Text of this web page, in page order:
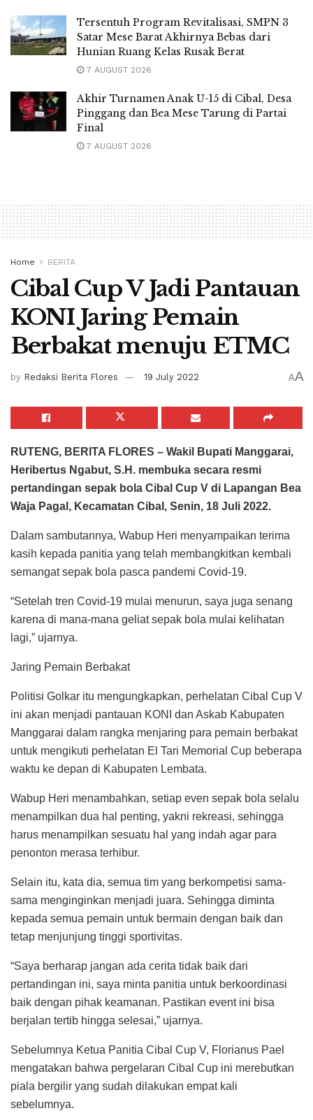
Tersentuh Program Revitalisasi, SMPN 3
Satar Mese Barat Akhirnya Bebas dari
Hunian Ruang Kelas Rusak Berat
7 AUGUST 2026
Akhir Turnamen Anak U-15 di Cibal, Desa
Pinggang dan Bea Mese Tarung di Partai
Final
7 AUGUST 2026
Home BERITA
Cibal Cup V Jadi Pantauan
KONI Jaring Pemain
Berbakat menuju ETMC
by Redaksi Berita Flores 19 July 2022 AA
RUTENG, BERITA FLORES – Wakil Bupati Manggarai,
Heribertus Ngabut, S.H. membuka secara resmi
pertandingan sepak bola Cibal Cup V di Lapangan Bea
Waja Pagal, Kecamatan Cibal, Senin, 18 Juli 2022.
Dalam sambutannya, Wabup Heri menyampaikan terima
kasih kepada panitia yang telah membangkitkan kembali
semangat sepak bola pasca pandemi Covid-19.
“Setelah tren Covid-19 mulai menurun, saya juga senang
karena di mana-mana geliat sepak bola mulai kelihatan
lagi,” ujarnya.
Jaring Pemain Berbakat
Politisi Golkar itu mengungkapkan, perhelatan Cibal Cup V
ini akan menjadi pantauan KONI dan Askab Kabupaten
Manggarai dalam rangka menjaring para pemain berbakat
untuk mengikuti perhelatan El Tari Memorial Cup beberapa
waktu ke depan di Kabupaten Lembata.
Wabup Heri menambahkan, setiap even sepak bola selalu
menampilkan dua hal penting, yakni rekreasi, sehingga
harus menampilkan sesuatu hal yang indah agar para
penonton merasa terhibur.
Selain itu, kata dia, semua tim yang berkompetisi sama-
sama menginginkan menjadi juara. Sehingga diminta
kepada semua pemain untuk bermain dengan baik dan
tetap menjunjung tinggi sportivitas.
“Saya berharap jangan ada cerita tidak baik dari
pertandingan ini, saya minta panitia untuk berkoordinasi
baik dengan pihak keamanan. Pastikan event ini bisa
berjalan tertib hingga selesai,” ujarnya.
Sebelumnya Ketua Panitia Cibal Cup V, Florianus Pael
mengatakan bahwa pergelaran Cibal Cup ini merebutkan
piala bergilir yang sudah dilakukan empat kali
sebelumnya.